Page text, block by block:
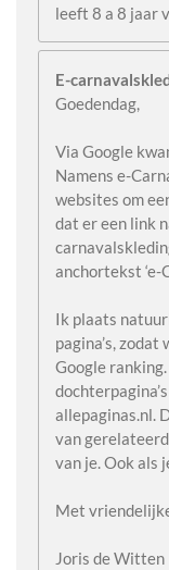
leeft 8 a 8 jaar
E-
Goedendag,
Via Google
Namens e-
websites om
dat er een link
anchortekst ‘e-
Ik plaats
pagina’s,
Google
allepaginas.nl.
van
van je. Ook als
Met
Joris de Witten